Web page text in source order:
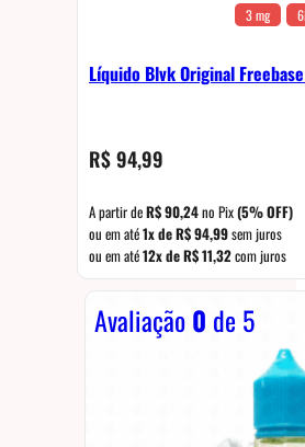
3 mg
Líquido Blvk Original
R$94,99
A partir deR$90,24no Pix(5% OFF)
ou em até1x deR$94,99sem juros
ou em até12x deR$11,32com juros
Avaliação0 de 5